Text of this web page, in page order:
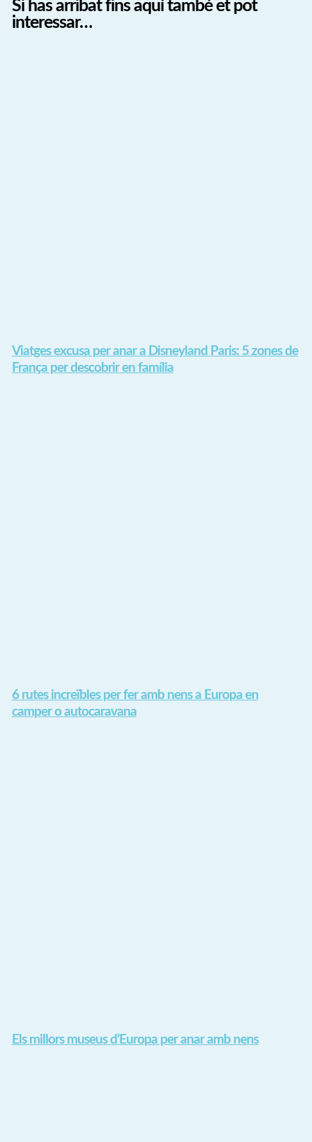
Si has arribat fins aquí també et pot
interessar…
Viatges excusa per anar a Disneyland Paris: 5 zones de
França per descobrir en família
6 rutes increïbles per fer amb nens a Europa en
camper o autocaravana
Els millors museus d’Europa per anar amb nens